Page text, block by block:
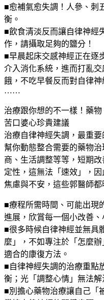
■愈補氣愈失調！人參、刺
衡。
■飲食清淡反而讓自律神經
作，請攝取足夠的鹽分！
■早晨起床交感神經正在逐
介入消化系統，進而打亂
餓，不吃早餐反而對自律神
……
治療跟你想的不一樣！藥
苦口婆心珍貴建議
治療自律神經失調，最重
幫你動態整合需要的藥物
商、生活調整等等，短期
定性，這無法「速效」，
焦慮與不安，這些郭醫師都
■療程所需時間、可能出現
進展，欣賞每一個小改善、
■很多時候自律神經並無具
麼」，不如專注於「怎麼
適合的康復方法。
■自律神經失調的治療重點
衡；光「調整心情」無法
■別擔心藥物治療讓自己「